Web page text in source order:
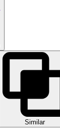
Similar